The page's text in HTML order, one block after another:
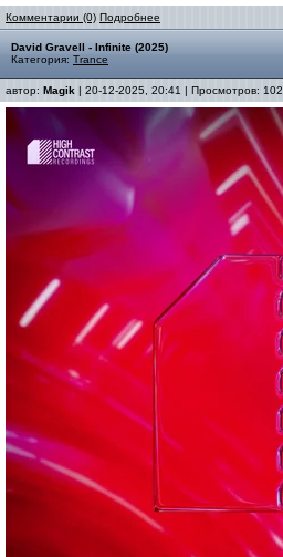
Комментарии (0) Подробнее
David Gravell - Infinite (2025)
Категория: Trance
автор: Magik | 20-12-2025, 20:41 | Просмотров: 102